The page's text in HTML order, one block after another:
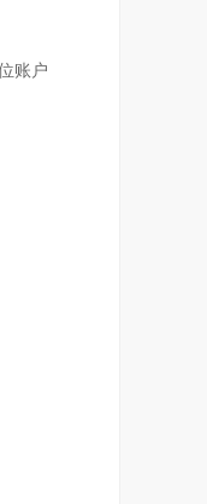
账户